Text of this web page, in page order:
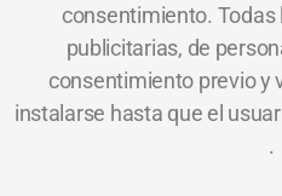
consentimiento. Todas
publicitarias, de
consentimiento previo y
instalarse hasta que el
.